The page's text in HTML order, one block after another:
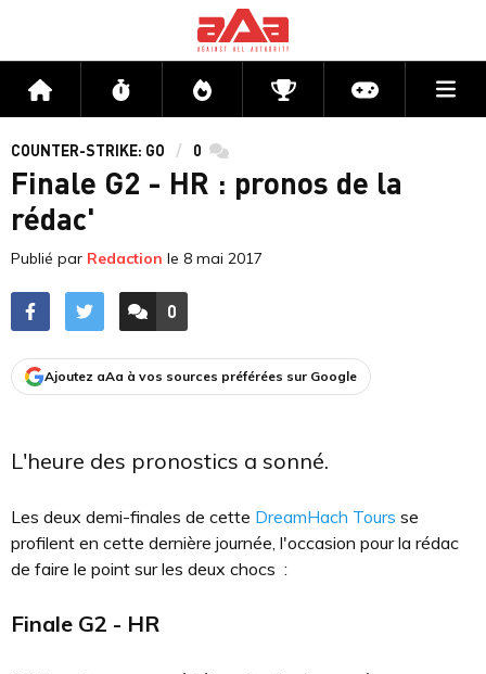
Accueil Flux Directs CompétitionsActu jeux
COUNTER-STRIKE: GO 0 commentaires
Finale G2 - HR : pronos de la
rédac'
Publié par Redaction le 8 mai 2017
ACCÉDER AUX
0
COMMENTAIRES
Ajoutez aAa à vos sources préférées sur Google
L'heure des pronostics a sonné.
Les deux demi-finales de cette DreamHach Tours se
profilent en cette dernière journée, l'occasion pour la rédac
de faire le point sur les deux chocs :
Finale G2 - HR